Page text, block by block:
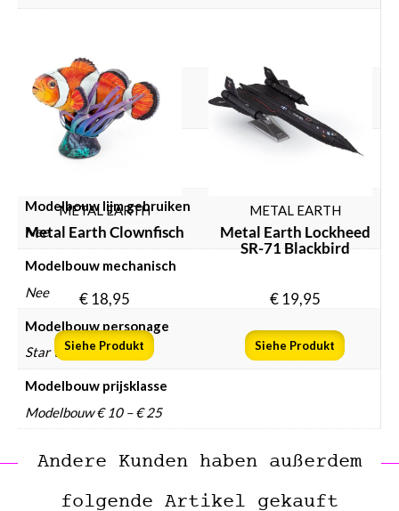
Modelbouw incl. lijm
Nee
Modelbouw incl. verf
Modelbouw lijm gebruiken
Nee
Modelbouw mechanisch
Nee
Modelbouw personage
Star Wars
Modelbouw prijsklasse
Modelbouw € 10 – € 25
METAL EARTH
Metal Earth Clownfisch
€18,95
Siehe Produkt
METAL EARTH
Metal Earth Lockheed
SR-71 Blackbird
€19,95
Siehe Produkt
Andere Kunden haben außerdem
folgende Artikel gekauft